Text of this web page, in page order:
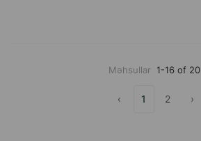
Məhsullar 1-16 of 20
‹ 1 2 ›